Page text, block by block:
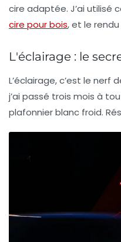
cire adaptée. J’ai utilisé
cire pour bois, et le
L'éclairage : le
L’éclairage, c’est le nerf
j’ai passé trois mois à
plafonnier blanc froid.